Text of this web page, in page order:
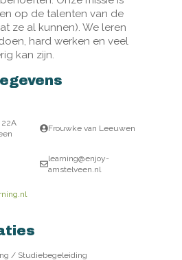
op de talenten van de
ze al kunnen). We leren
hard werken en veel
kan zijn.
22A
Frouwke van Leeuwen
learning@enjoy-
amstelveen.nl
/ Studiebegeleiding